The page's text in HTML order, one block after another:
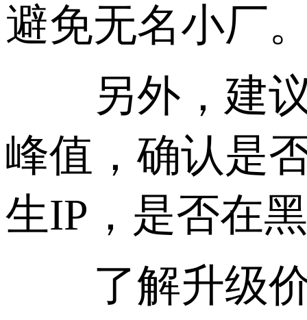
避免无名小厂
另外，建议
峰值，确认是
生IP，是否在
了解升级价